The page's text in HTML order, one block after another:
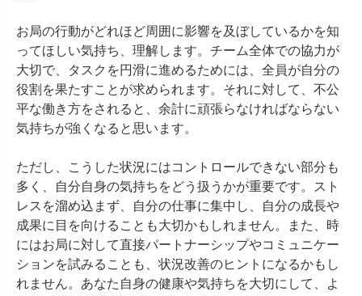
お局の行動がどれほど周囲に影響を及ぼしているかを知
ってほしい気持ち、理解します。チーム全体での協力が
大切で、タスクを円滑に進めるためには、全員が自分の
役割を果たすことが求められます。それに対して、不公
平な働き方をされると、余計に頑張らなければならない
気持ちが強くなると思います。
ただし、こうした状況にはコントロールできない部分も
多く、自分自身の気持ちをどう扱うかが重要です。スト
レスを溜め込まず、自分の仕事に集中し、自分の成長や
成果に目を向けることも大切かもしれません。また、時
にはお局に対して直接パートナーシップやコミュニケー
ションを試みることも、状況改善のヒントになるかもし
れません。あなた自身の健康や気持ちを大切にして、よ